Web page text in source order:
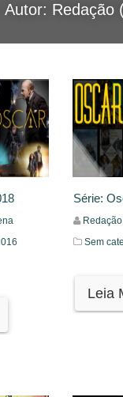
Autor: Redação
Série:
Sem
Leia